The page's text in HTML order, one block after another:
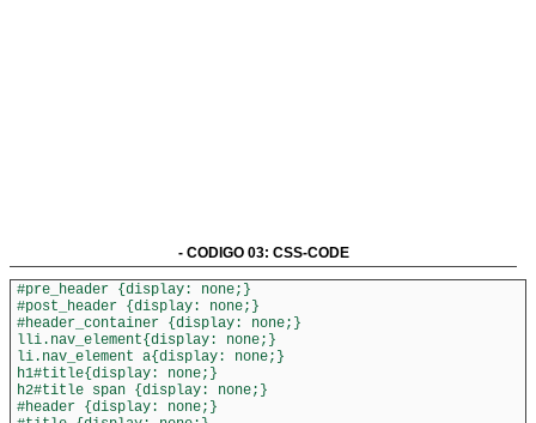
- CODIGO 03: CSS-CODE